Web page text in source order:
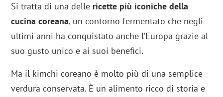
Si tratta di una delle ricette più iconiche della
cucina coreana, un contorno fermentato che negli
ultimi anni ha conquistato anche l’Europa grazie al
suo gusto unico e ai suoi benefici.
Ma il kimchi coreano è molto più di una semplice
verdura conservata. È un alimento ricco di storia e